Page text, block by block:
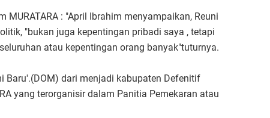
: "April Ibrahim menyampaikan, Reuni
"bukan juga kepentingan pribadi saya , tetapi
atau kepentingan orang banyak"tuturnya.
Baru'.(DOM) dari menjadi kabupaten Defenitif
yang terorganisir dalam Panitia Pemekaran atau